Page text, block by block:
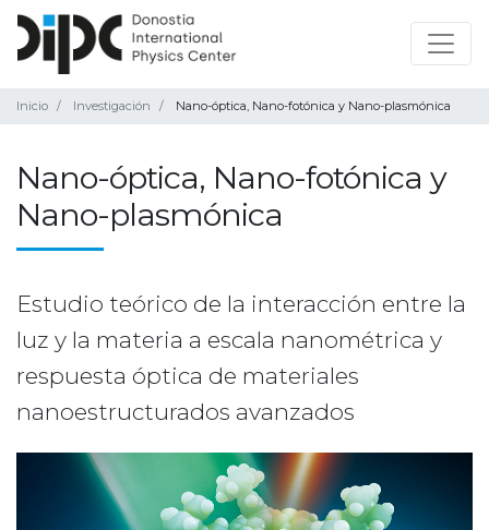
Inicio Investigación Nano-óptica, Nano-fotónica y Nano-plasmónica
Nano-óptica, Nano-fotónica y
Nano-plasmónica
Estudio teórico de la interacción entre la
luz y la materia a escala nanométrica y
respuesta óptica de materiales
nanoestructurados avanzados